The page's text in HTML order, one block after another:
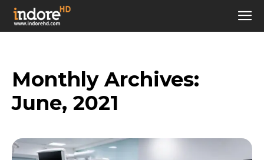
Monthly Archives:
June, 2021